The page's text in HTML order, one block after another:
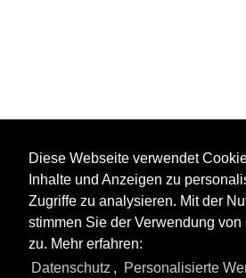
Diese Webseite verwendet
Inhalte und Anzeigen zu
Zugriffe zu analysieren. Mit der
stimmen Sie der Verwendung von
zu. Mehr erfahren:
Datenschutz , Personalisierte